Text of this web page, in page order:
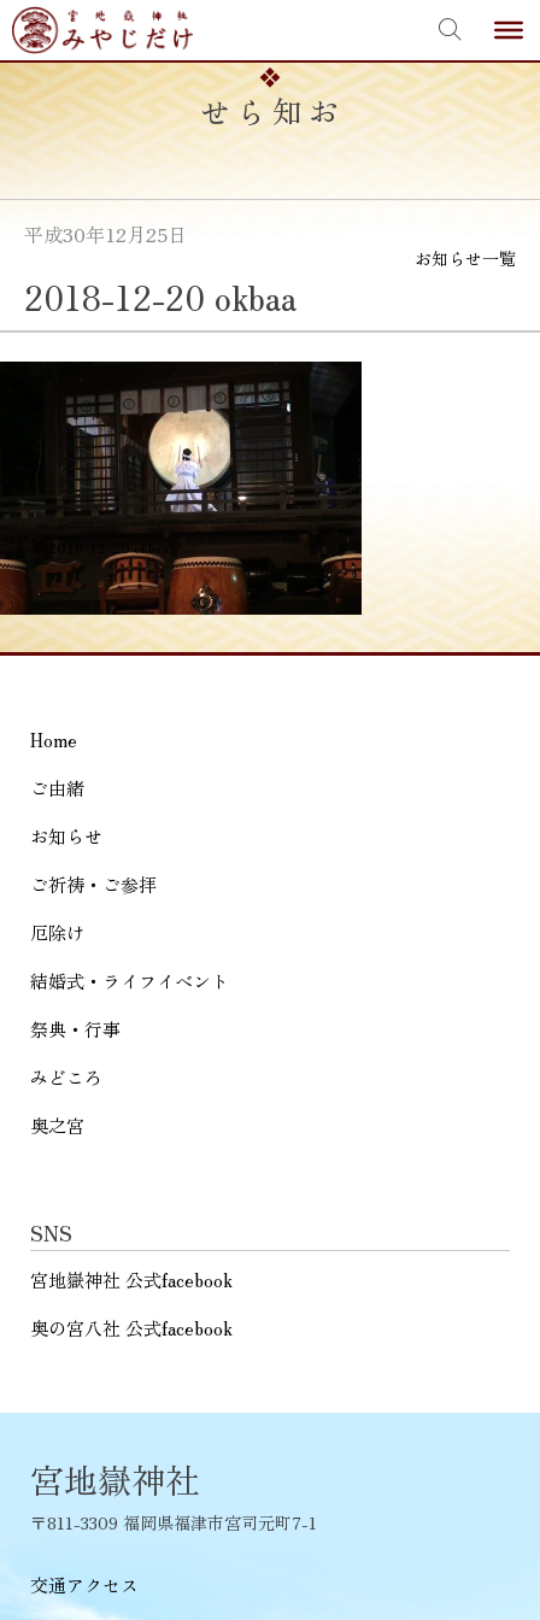
Skip
to
content
お知らせ
平成30年12月25日
お知らせ一覧
2018-12-20 okbaa
投
稿
ナ
ビ
ー
シ
ョ
ン
2018-12-20 okbaa
Home
ご由緒
お知らせ
ご祈祷・ご参拝
厄除け
結婚式・ライフイベント
祭典・行事
みどころ
奥之宮
SNS
宮地嶽神社 公式facebook
奥の宮八社 公式facebook
宮地嶽神社
〒811-3309 福岡県福津市宮司元町7-1
交通アクセス